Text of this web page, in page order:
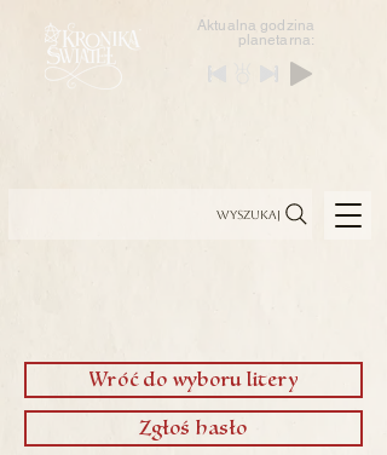
Aktualna godzina
planetarna:
Wyszukaj
Wróć do wyboru litery
Zgłoś hasło